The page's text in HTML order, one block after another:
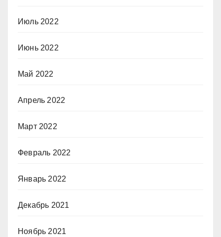
Июль 2022
Июнь 2022
Май 2022
Апрель 2022
Март 2022
Февраль 2022
Январь 2022
Декабрь 2021
Ноябрь 2021